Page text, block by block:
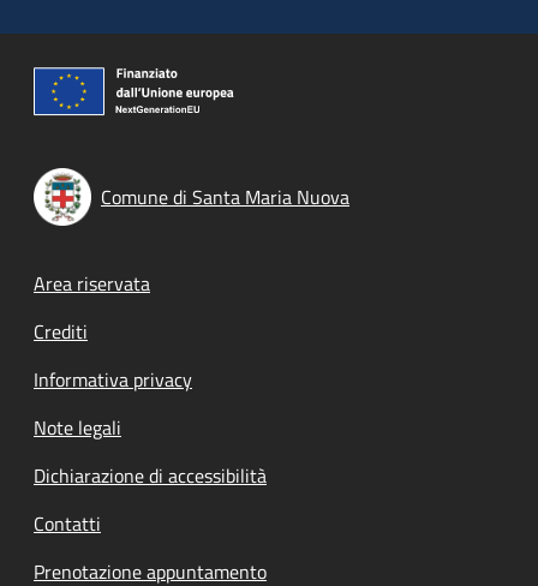
Comune di Santa Maria Nuova
Footer menu
Area riservata
Crediti
Informativa privacy
Note legali
Dichiarazione di accessibilità
Contatti
Prenotazione appuntamento